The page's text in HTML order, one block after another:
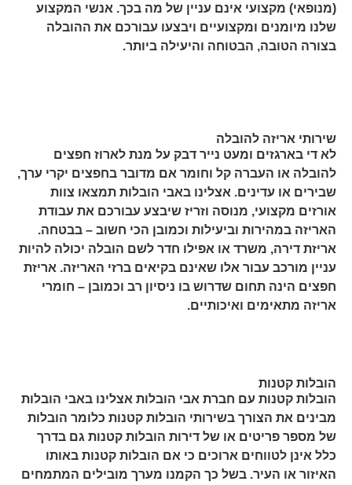
(מנופאי) מקצועי אינם עניין של מה בכך. אנשי המקצוע
שלנו מיומנים ומקצועיים ויבצעו עבורכם את ההובלה
בצורה הטובה, הבטוחה והיעילה ביותר.
שירותי אריזה להובלה
לא די בארגזים ומעט נייר דבק על מנת לארוז חפצים
להובלה או העברה קל וחומר אם מדובר בחפצים יקרי ערך,
שבירים או עדינים. אצלינו באבי הובלות תמצאו צוות
אורזים מקצועי, מנוסה וזריז שיבצע עבורכם את עבודת
האריזה במהירות וביעילות וכמובן הכי חשוב – בבטחה.
אריזת דירה, משרד או אפילו חדר לשם הובלה יכולה להיות
עניין מורכב עבור אלו שאינם בקיאים ברזי האריזה. אריזת
חפצים הינה תחום שדרוש בו ניסיון רב וכמובן – חומרי
אריזה מתאימים ואיכותיים.
הובלות קטנות
הובלות קטנות עם חברת אבי הובלות אצלינו באבי הובלות
מבינים את הצורך בשירותי הובלות קטנות כלומר הובלות
של מספר פריטים או של דירות הובלות קטנות גם בדרך
כלל אינן לטווחים ארוכים כי אם הובלות קטנות באותו
האיזור או העיר. בשל כך הקמנו מערך מובילים המתמחים